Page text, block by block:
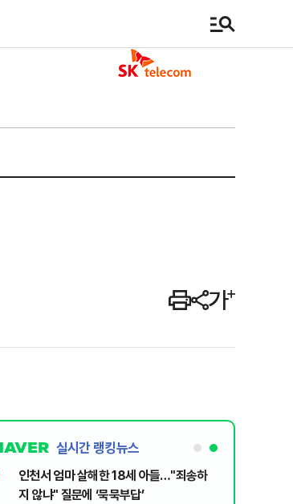
실시간 랭킹뉴스
인천서 엄마 살해한 18세 아들…"죄송하
지 않냐" 질문에 ‘묵묵부답’